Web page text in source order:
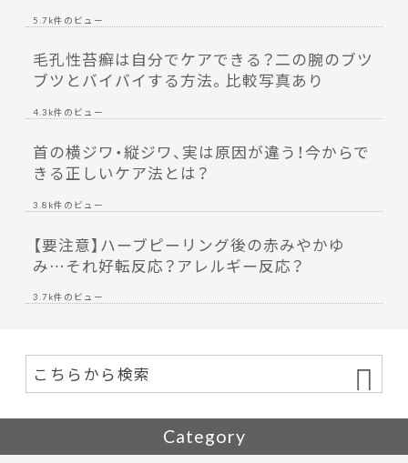
5.7k件のビュー
毛孔性苔癬は自分でケアできる？二の腕のブツ
ブツとバイバイする方法。比較写真あり
4.3k件のビュー
首の横ジワ・縦ジワ、実は原因が違う！今からで
きる正しいケア法とは？
3.8k件のビュー
【要注意】ハーブピーリング後の赤みやかゆ
み…それ好転反応？アレルギー反応？
3.7k件のビュー
Category